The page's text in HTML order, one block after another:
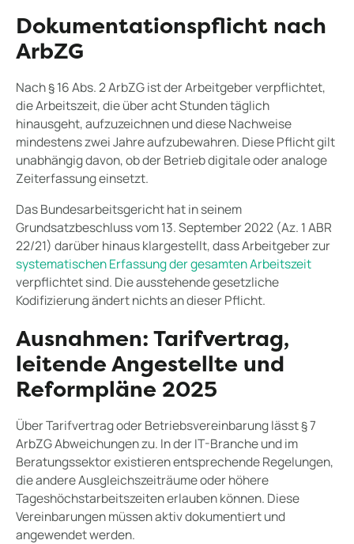
Dokumentationspflicht nach
ArbZG
Nach § 16 Abs. 2 ArbZG ist der Arbeitgeber verpflichtet,
die Arbeitszeit, die über acht Stunden täglich
hinausgeht, aufzuzeichnen und diese Nachweise
mindestens zwei Jahre aufzubewahren. Diese Pflicht gilt
unabhängig davon, ob der Betrieb digitale oder analoge
Zeiterfassung einsetzt.
Das Bundesarbeitsgericht hat in seinem
Grundsatzbeschluss vom 13. September 2022 (Az. 1 ABR
22/21) darüber hinaus klargestellt, dass Arbeitgeber zur
systematischen Erfassung der gesamten Arbeitszeit
verpflichtet sind. Die ausstehende gesetzliche
Kodifizierung ändert nichts an dieser Pflicht.
Ausnahmen: Tarifvertrag,
leitende Angestellte und
Reformpläne 2025
Über Tarifvertrag oder Betriebsvereinbarung lässt § 7
ArbZG Abweichungen zu. In der IT-Branche und im
Beratungssektor existieren entsprechende Regelungen,
die andere Ausgleichszeiträume oder höhere
Tageshöchstarbeitszeiten erlauben können. Diese
Vereinbarungen müssen aktiv dokumentiert und
angewendet werden.